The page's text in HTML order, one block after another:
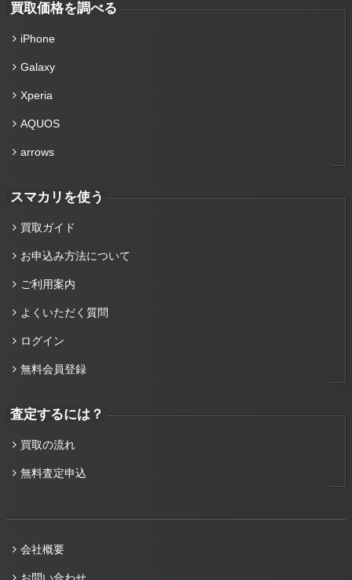
買取価格を調べる
iPhone
Galaxy
Xperia
AQUOS
arrows
スマカリを使う
買取ガイド
お申込み方法について
ご利用案内
よくいただく質問
ログイン
無料会員登録
査定するには？
買取の流れ
無料査定申込
会社概要